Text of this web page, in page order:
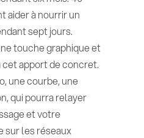
aider à nourrir un
sept jours.
touche graphique et
cet apport de concret.
une courbe, une
qui pourra relayer
et votre
sur les réseaux